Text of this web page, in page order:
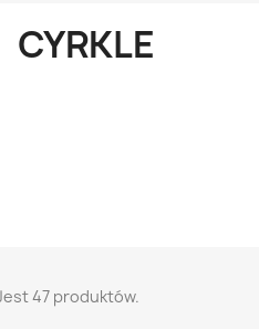
CYRKLE
47 produktów.